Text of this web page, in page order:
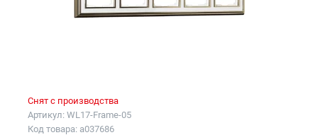
Снят с производства
Артикул: WL17-Frame-05
Код товара: a037686